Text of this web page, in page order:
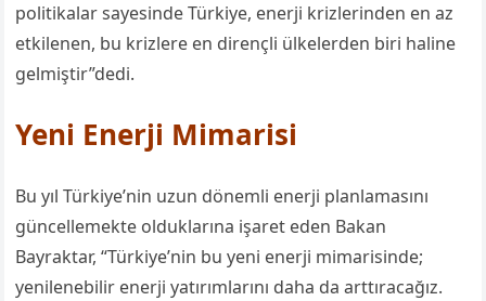
politikalar sayesinde Türkiye, enerji krizlerinden en az
etkilenen, bu krizlere en dirençli ülkelerden biri haline
gelmiştir”dedi.
Yeni Enerji Mimarisi
Bu yıl Türkiye’nin uzun dönemli enerji planlamasını
güncellemekte olduklarına işaret eden Bakan
Bayraktar,“Türkiye’nin bu yeni enerji mimarisinde;
yenilenebilir enerji yatırımlarını daha da arttıracağız.